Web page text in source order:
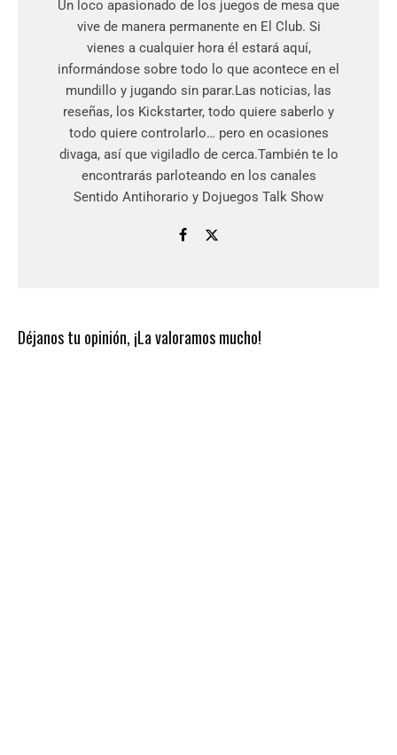
Un loco apasionado de los juegos de mesa que
vive de manera permanente en El Club. Si
vienes a cualquier hora él estará aquí,
informándose sobre todo lo que acontece en el
mundillo y jugando sin parar.Las noticias, las
reseñas, los Kickstarter, todo quiere saberlo y
todo quiere controlarlo… pero en ocasiones
divaga, así que vigiladlo de cerca.También te lo
encontrarás parloteando en los canales
Sentido Antihorario y Dojuegos Talk Show
Déjanos tu opinión, ¡La valoramos mucho!